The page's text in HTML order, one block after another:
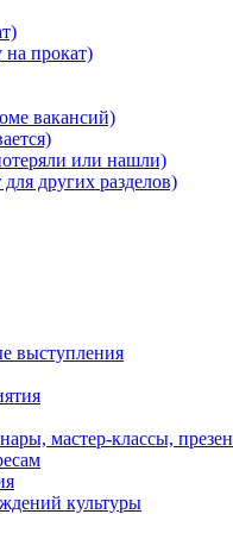
прокат)
вакансий)
или нашли)
других разделов)
выступления
мастер-классы,
культуры